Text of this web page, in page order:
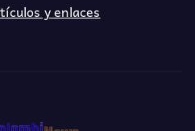
y enlaces